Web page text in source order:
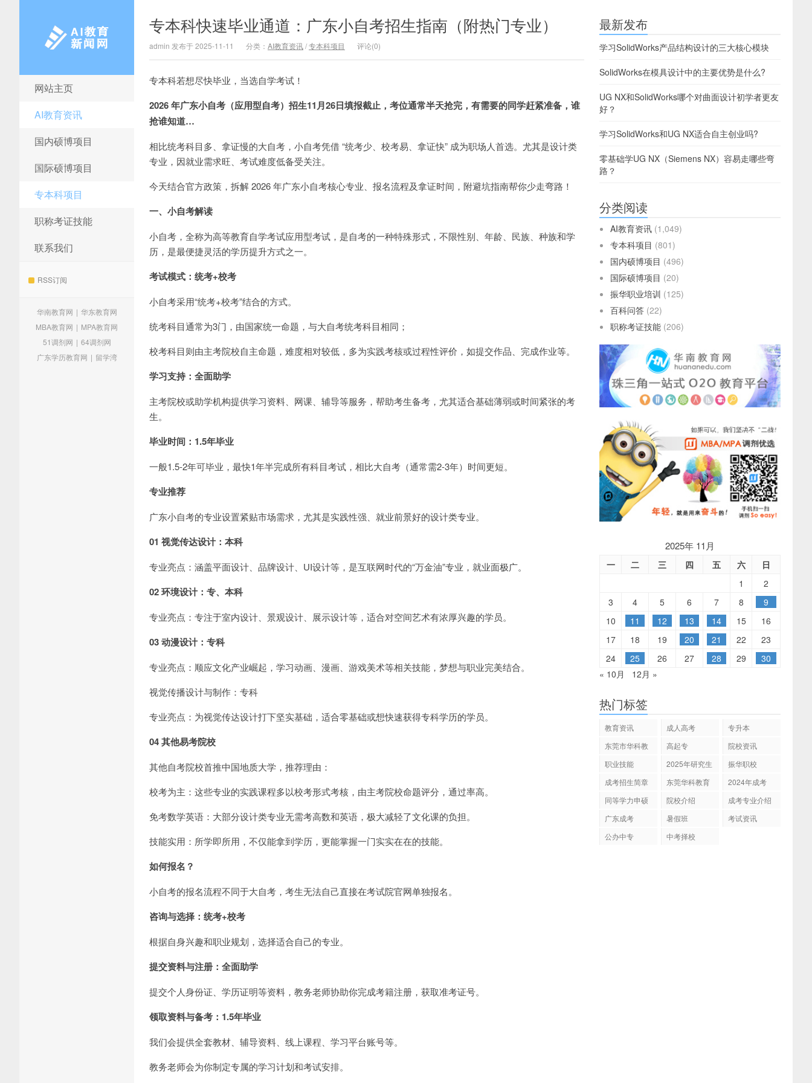
AI教育新闻网
网站主页
AI教育资讯
国内硕博项目
国际硕博项目
专本科项目
职称考证技能
联系我们
RSS订阅
华南教育网 | 华东教育网
MBA教育网 | MPA教育网
51调剂网 | 64调剂网
广东学历教育网 | 留学湾
专本科快速毕业通道：广东小自考招生指南（附热门专业）
admin 发布于 2025-11-11 分类： AI教育资讯/专本科项目 评论(0)
专本科若想尽快毕业，当选自学考试！
2026 年广东小自考（应用型自考）招生11月26日填报截止，考位通常半天抢完，有需要的同学赶紧准备，谁
抢谁知道…
相比统考科目多、拿证慢的大自考，小自考凭借 “统考少、校考易、拿证快” 成为职场人首选。尤其是设计类
专业，因就业需求旺、考试难度低备受关注。
今天结合官方政策，拆解 2026 年广东小自考核心专业、报名流程及拿证时间，附避坑指南帮你少走弯路！
一、小自考解读
小自考，全称为高等教育自学考试应用型考试，是自考的一种特殊形式，不限性别、年龄、民族、种族和学
历，是最便捷灵活的学历提升方式之一。
考试模式：统考+校考
小自考采用“统考+校考”结合的方式。
统考科目通常为3门，由国家统一命题，与大自考统考科目相同；
校考科目则由主考院校自主命题，难度相对较低，多为实践考核或过程性评价，如提交作品、完成作业等。
学习支持：全面助学
主考院校或助学机构提供学习资料、网课、辅导等服务，帮助考生备考，尤其适合基础薄弱或时间紧张的考
生。
毕业时间：1.5年毕业
一般1.5-2年可毕业，最快1年半完成所有科目考试，相比大自考（通常需2-3年）时间更短。
专业推荐
广东小自考的专业设置紧贴市场需求，尤其是实践性强、就业前景好的设计类专业。
01 视觉传达设计：本科
专业亮点：涵盖平面设计、品牌设计、UI设计等，是互联网时代的“万金油”专业，就业面极广。
02 环境设计：专、本科
专业亮点：专注于室内设计、景观设计、展示设计等，适合对空间艺术有浓厚兴趣的学员。
03 动漫设计：专科
专业亮点：顺应文化产业崛起，学习动画、漫画、游戏美术等相关技能，梦想与职业完美结合。
视觉传播设计与制作：专科
专业亮点：为视觉传达设计打下坚实基础，适合零基础或想快速获得专科学历的学员。
04 其他易考院校
其他自考院校首推中国地质大学，推荐理由：
校考为主：这些专业的实践课程多以校考形式考核，由主考院校命题评分，通过率高。
免考数学英语：大部分设计类专业无需考高数和英语，极大减轻了文化课的负担。
技能实用：所学即所用，不仅能拿到学历，更能掌握一门实实在在的技能。
如何报名？
小自考的报名流程不同于大自考，考生无法自己直接在考试院官网单独报名。
咨询与选择：统考+校考
根据自身兴趣和职业规划，选择适合自己的专业。
提交资料与注册：全面助学
提交个人身份证、学历证明等资料，教务老师协助你完成考籍注册，获取准考证号。
领取资料与备考：1.5年毕业
我们会提供全套教材、辅导资料、线上课程、学习平台账号等。
教务老师会为你制定专属的学习计划和考试安排。
最新发布
学习SolidWorks产品结构设计的三大核心模块
SolidWorks在模具设计中的主要优势是什么?
UG NX和SolidWorks哪个对曲面设计初学者更友
好？
学习SolidWorks和UG NX适合自主创业吗?
零基础学UG NX（Siemens NX）容易走哪些弯
路？
分类阅读
AI教育资讯 (1,049)
专本科项目 (801)
国内硕博项目 (496)
国际硕博项目 (20)
振华职业培训 (125)
百科问答 (22)
职称考证技能 (206)
2025年 11月
一 二 三 四 五 六
日
1
2
3
4 5 6 7 8
9
10
11 12 13 14 15
16
17
18 19 20 21 22
23
24
25 26 27 28 29
30
« 10月
12月 »
热门标签
教育资讯 成人高考
专升本
东莞市华科教
高起专
院校资讯
职业技能
2025年研究生
振华职校
成考招生简章
东莞华科教育
2024年成考
同等学力申硕
院校介绍
成考专业介绍
广东成考
暑假班
考试资讯
公办中专
中考择校